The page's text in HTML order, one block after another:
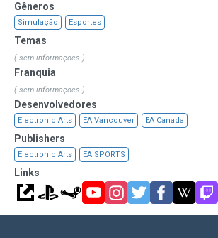
Gêneros
Simulação Esportes
Temas
( sem informações )
Franquia
( sem informações )
Desenvolvedores
Electronic Arts EA Vancouver EA Canada
Publishers
Electronic Arts EA SPORTS
Links